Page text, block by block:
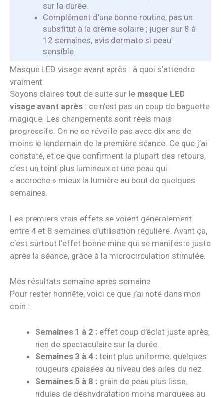
sur la durée.
Complément d’une bonne routine, pas un
substitut à la crème solaire ; juger sur 8 à
12 semaines, avis dermato si peau
sensible.
Masque LED visage avant après : à quoi s’attendre
vraiment
Soyons claires tout de suite sur le masque LED
visage avant après : ce n’est pas un coup de baguette
magique. Les changements sont réels mais
progressifs. On ne se réveille pas avec dix ans de
moins le lendemain de la première séance. Ce que j’ai
constaté, et ce que confirment la plupart des retours,
c’est un teint plus lumineux et une peau qui
« accroche » mieux la lumière au bout de quelques
semaines.
Les premiers vrais effets se voient généralement
entre 4 et 8 semaines d’utilisation régulière. Avant ça,
c’est surtout l’effet bonne mine qui se manifeste juste
après la séance, grâce à la microcirculation stimulée.
Mes résultats semaine après semaine
Pour rester honnête, voici ce que j’ai noté dans mon
coin :
Semaines 1 à 2 : effet coup d’éclat juste après,
rien de spectaculaire sur la durée.
Semaines 3 à 4 : teint plus uniforme, quelques
rougeurs apaisées au niveau des ailes du nez.
Semaines 5 à 8 : grain de peau plus lisse,
ridules de déshydratation moins marquées au